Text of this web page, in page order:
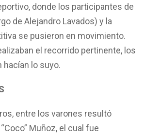
donde los participantes de
de Alejandro Lavados) y la
se pusieron en movimiento.
el recorrido pertinente, los
hacían lo suyo.
entre los varones resultó
Muñoz, el cual fue